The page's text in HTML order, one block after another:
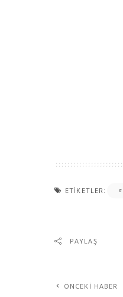
ETIKETLER:
PAYLAŞ
ÖNCEKI HABER